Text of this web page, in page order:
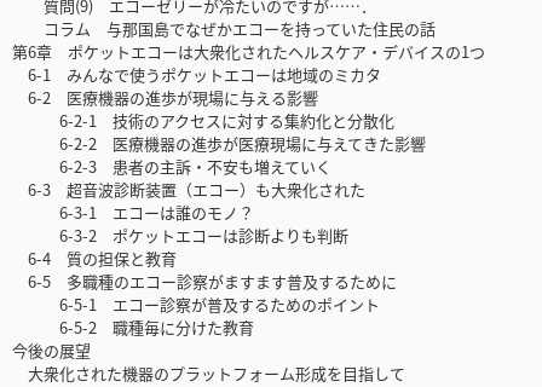
質問(9) エコーゼリーが冷たいのですが……．
コラム 与那国島でなぜかエコーを持っていた住民の話
第6章 ポケットエコーは大衆化されたヘルスケア・デバイスの1つ
6-1 みんなで使うポケットエコーは地域のミカタ
6-2 医療機器の進歩が現場に与える影響
6-2-1 技術のアクセスに対する集約化と分散化
6-2-2 医療機器の進歩が医療現場に与えてきた影響
6-2-3 患者の主訴・不安も増えていく
6-3 超音波診断装置（エコー）も大衆化された
6-3-1 エコーは誰のモノ？
6-3-2 ポケットエコーは診断よりも判断
6-4 質の担保と教育
6-5 多職種のエコー診察がますます普及するために
6-5-1 エコー診察が普及するためのポイント
6-5-2 職種毎に分けた教育
今後の展望
大衆化された機器のプラットフォーム形成を目指して